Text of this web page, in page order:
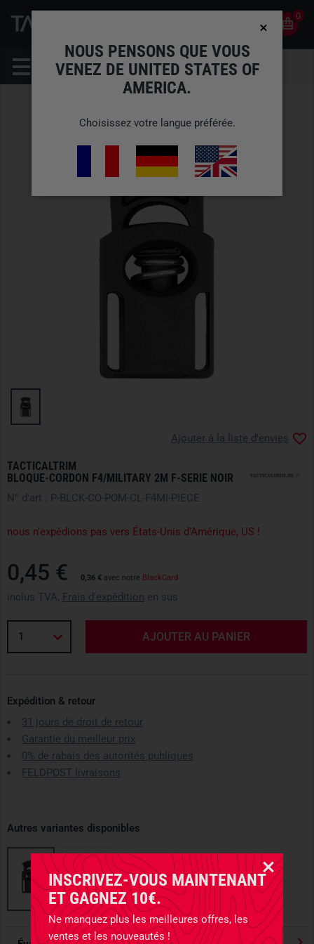
INSCRIVEZ-VOUS MAINTENANT
ET GAGNEZ 10€.
Ne manquez plus les meilleures offres, les
ventes et les nouveautés !
0
TACTICALTRIM
BLOQUE-CORDON F4/MILITARY 2M F-SERIE NOIR
Ajouter à la liste d'envies
N° d'art : P-BLCK-CO-POM-CL-F4MI-PIECE
nous n'expédions pas vers États-Unis d'Amérique, US !
0,45 € 0,36 € avec notre BlackCard
inclus TVA, Frais d'expédition en sus
1 AJOUTER AU PANIER
Expédition & retour
31 jours de droit de retour
Garantie du meilleur prix
0% de rabais des autorités publiques
FELDPOST livraisons
Autres variantes disponibles
NOUS PENSONS QUE VOUS
VENEZ DE UNITED STATES OF
AMERICA.
Choisissez votre langue préférée.